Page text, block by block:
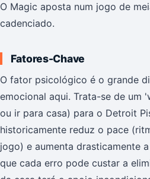
O Magic aposta num jogo de
cadenciado.
Fatores-Chave
O fator psicológico é o grande
emocional aqui. Trata-se de um
ou ir para casa) para o Detroit
historicamente reduz o pace
jogo) e aumenta drasticamente
que cada erro pode custar a